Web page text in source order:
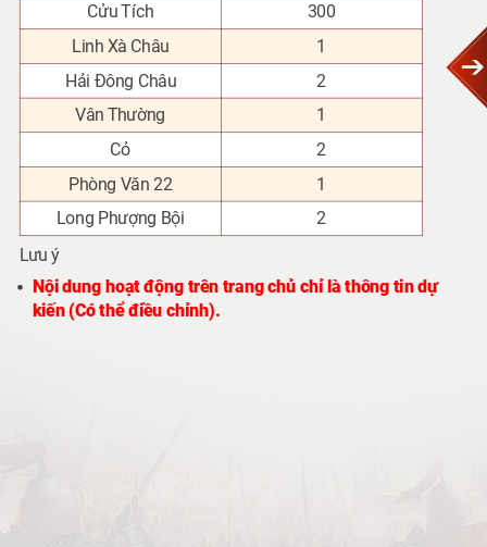
Cửu Tích
300
Linh Xà Châu
1
Hải Đông Châu
2
Vân Thường
1
Cỏ
2
Phòng Văn 22
1
Long Phượng Bội 2
Lưu ý
Nội dung hoạt động trên trang chủ chỉ là thông tin dự
kiến (Có thể điều chỉnh).